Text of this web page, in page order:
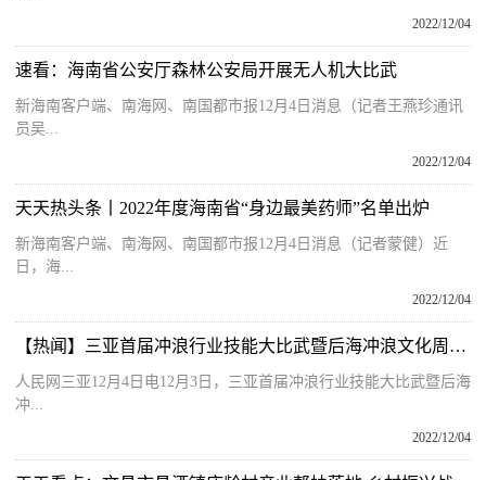
2022/12/04
速看：海南省公安厅森林公安局开展无人机大比武
新海南客户端、南海网、南国都市报12月4日消息（记者王燕珍通讯
员吴...
2022/12/04
天天热头条丨2022年度海南省“身边最美药师”名单出炉
新海南客户端、南海网、南国都市报12月4日消息（记者蒙健）近
日，海...
2022/12/04
【热闻】三亚首届冲浪行业技能大比武暨后海冲浪文化周活动启幕
人民网三亚12月4日电12月3日，三亚首届冲浪行业技能大比武暨后海
冲...
2022/12/04